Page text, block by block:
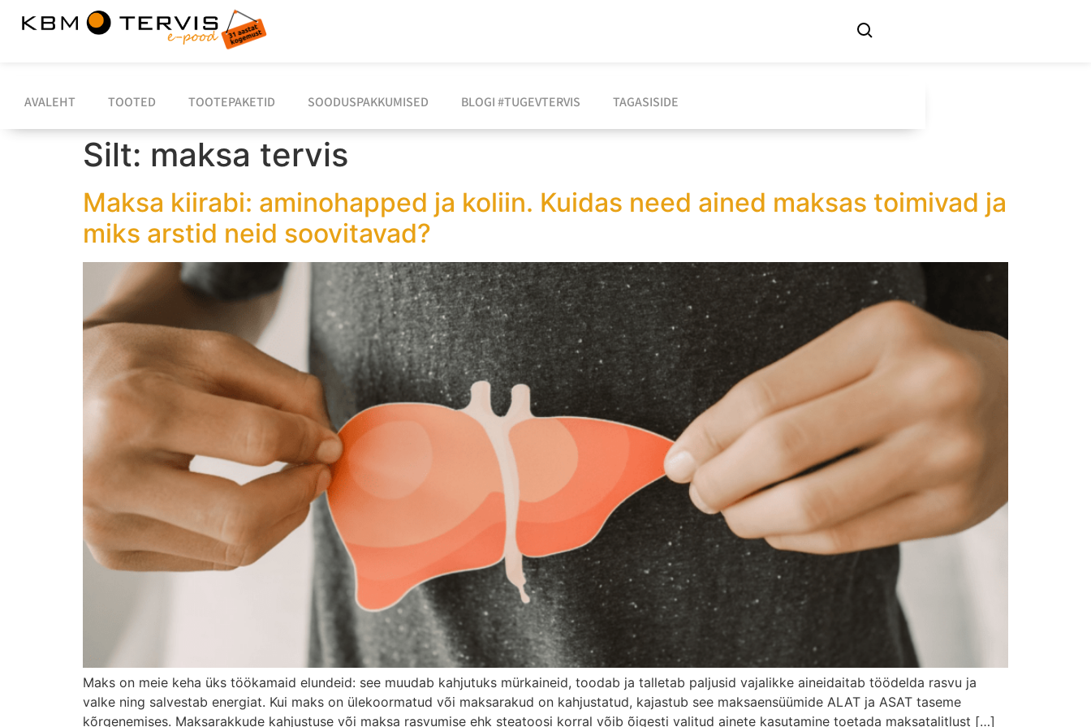
AVALEHT TOOTED TOOTEPAKETID SOODUSPAKKUMISED BLOGI #TUGEVTERVIS TAGASISIDE
Silt: maksa tervis
Maksa kiirabi: aminohapped ja koliin. Kuidas need ained maksas toimivad ja
miks arstid neid soovitavad?
Maks on meie keha üks töökamaid elundeid: see muudab kahjutuks mürkaineid, toodab ja talletab paljusid vajalikke aineidaitab töödelda rasvu ja
valke ning salvestab energiat. Kui maks on ülekoormatud või maksarakud on kahjustatud, kajastub see maksaensüümide ALAT ja ASAT taseme
kõrgenemises. Maksarakkude kahjustuse või maksa rasvumise ehk steatoosi korral võib õigesti valitud ainete kasutamine toetada maksatalitlust […]